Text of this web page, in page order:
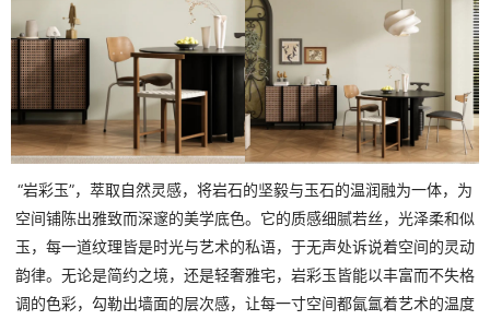
“岩彩玉”， 萃取自然灵感， 将岩石的坚毅与玉石的温润融为一体， 为
空间铺陈出雅致而深邃的美学底色。 它的质感细腻若丝， 光泽柔和似
玉， 每一道纹理皆是时光与艺术的私语， 于无声处诉说着空间的灵动
韵律。 无论是简约之境， 还是轻奢雅宅， 岩彩玉皆能以丰富而不失格
调的色彩， 勾勒出墙面的层次感， 让每一寸空间都氤氲着艺术的温度